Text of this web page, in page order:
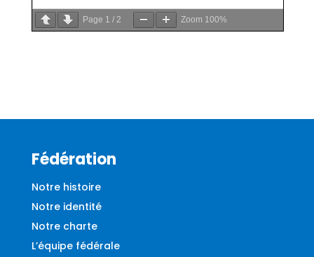
Page 1 / 2 Zoom 100%
Fédération
Notre histoire
Notre identité
Notre charte
L’équipe fédérale